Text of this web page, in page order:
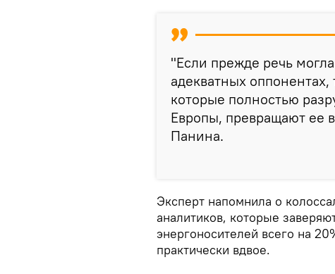
"Если прежде речь
адекватных
которые полностью
Европы, превращают ее
Панина.
Эксперт напомнила о
аналитиков, которые
энергоносителей всего на
практически вдвое.